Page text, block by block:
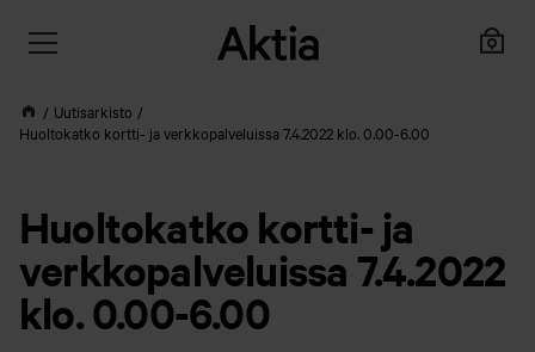
Uutisarkisto
Huoltokatko kortti- ja verkkopalveluissa 7.4.2022 klo. 0.00-6.00
Huoltokatko kortti- ja
verkkopalveluissa 7.4.2022
klo. 0.00-6.00